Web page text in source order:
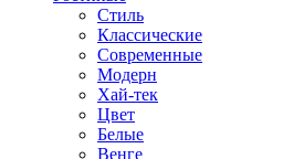
Стиль
Классические
Современные
Модерн
Хай-тек
Цвет
Белые
Венге